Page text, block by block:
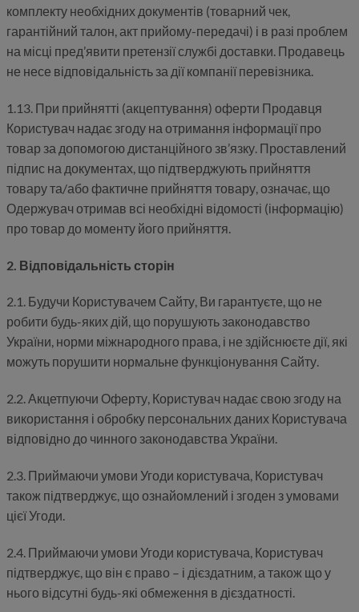
комплекту необхідних документів (товарний чек,
гарантійний талон, акт прийому-передачі) і в разі проблем
на місці пред’явити претензії службі доставки. Продавець
не несе відповідальність за дії компанії перевізника.
1.13. При прийнятті (акцептування) оферти Продавця
Користувач надає згоду на отримання інформації про
товар за допомогою дистанційного зв’язку. Проставлений
підпис на документах, що підтверджують прийняття
товару та/або фактичне прийняття товару, означає, що
Одержувач отримав всі необхідні відомості (інформацію)
про товар до моменту його прийняття.
2. Відповідальність сторін
2.1. Будучи Користувачем Сайту, Ви гарантуєте, що не
робити будь-яких дій, що порушують законодавство
України, норми міжнародного права, і не здійснюєте дії, які
можуть порушити нормальне функціонування Сайту.
2.2. Акцетпуючи Оферту, Користувач надає свою згоду на
використання і обробку персональних даних Користувача
відповідно до чинного законодавства України.
2.3. Приймаючи умови Угоди користувача, Користувач
також підтверджує, що ознайомлений і згоден з умовами
цієї Угоди.
2.4. Приймаючи умови Угоди користувача, Користувач
підтверджує, що він є право – і дієздатним, а також що у
нього відсутні будь-які обмеження в дієздатності.